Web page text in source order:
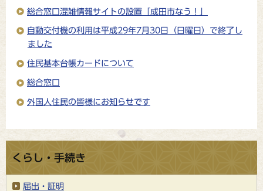
総合窓口混雑情報サイトの設置「成田市なう！」
自動交付機の利用は平成29年7月30日（日曜日）で終了し
ました
住民基本台帳カードについて
総合窓口
外国人住民の皆様にお知らせです
くらし・手続き
届出・証明